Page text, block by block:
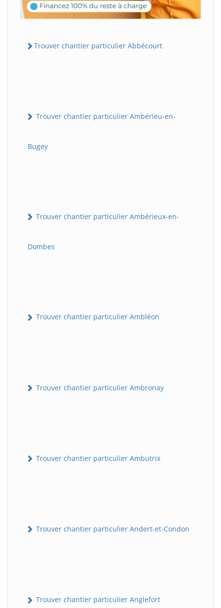
Trouver chantier particulier Abbécourt
Trouver chantier particulier Ambérieu-en-
Bugey
Trouver chantier particulier Ambérieux-en-
Dombes
Trouver chantier particulier Ambléon
Trouver chantier particulier Ambronay
Trouver chantier particulier Ambutrix
Trouver chantier particulier Andert-et-Condon
Trouver chantier particulier Anglefort